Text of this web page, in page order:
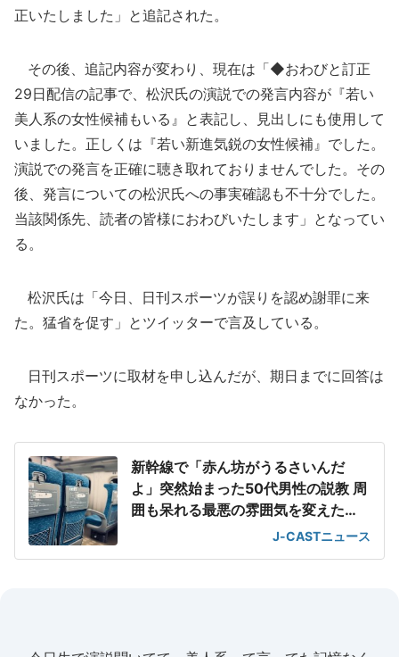
正いたしました」と追記された。
その後、追記内容が変わり、現在は「◆おわびと訂正
29日配信の記事で、松沢氏の演説での発言内容が『若い
美人系の女性候補もいる』と表記し、見出しにも使用して
いました。正しくは『若い新進気鋭の女性候補』でした。
演説での発言を正確に聴き取れておりませんでした。その
後、発言についての松沢氏への事実確認も不十分でした。
当該関係先、読者の皆様におわびいたします」となってい
る。
松沢氏は「今日、日刊スポーツが誤りを認め謝罪に来
た。猛省を促す」とツイッターで言及している。
日刊スポーツに取材を申し込んだが、期日までに回答は
なかった。
新幹線で「赤ん坊がうるさいんだ
よ」突然始まった50代男性の説教 周
囲も呆れる最悪の雰囲気を変えた
J-CASTニュース